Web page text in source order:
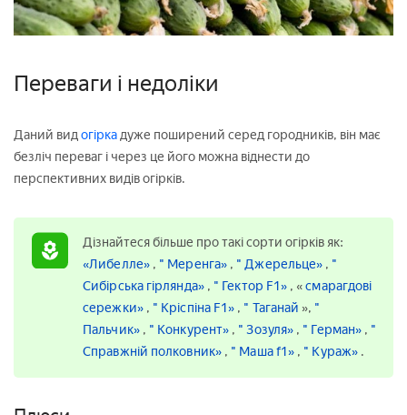
Переваги і недоліки
Даний видогіркадуже поширений серед городників, він має
безліч переваг і через це його можна віднести до
перспективних видів огірків.
Дізнайтеся більше про такі сорти огірків як:
«Либелле» , " Меренга» , " Джерельце» , "
Сибірська гірлянда» , " Гектор F1» , «смарагдові
сережки» , " Кріспіна F1» , " Таганай», "
Пальчик» , " Конкурент» , " Зозуля» , " Герман» , "
Справжній полковник» , " Маша f1» , " Кураж» .